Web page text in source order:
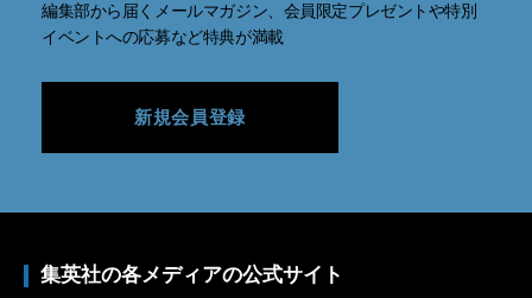
編集部から届くメールマガジン、会員限定プレゼントや特別
イベントへの応募など特典が満載
新規会員登録
集英社の各メディアの公式サイト